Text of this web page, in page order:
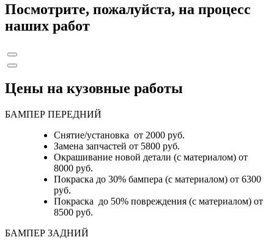
Посмотрите, пожалуйста, на процесс
наших работ
Цены на кузовные работы
БАМПЕР ПЕРЕДНИЙ
Снятие/установка от 2000 руб.
Замена запчастей от 5800 руб.
Окрашивание новой детали (с материалом) от
8000 руб.
Покраска до 30% бампера (с материалом) от 6300
руб.
Покраска до 50% повреждения (с материалом) от
8500 руб.
БАМПЕР ЗАДНИЙ